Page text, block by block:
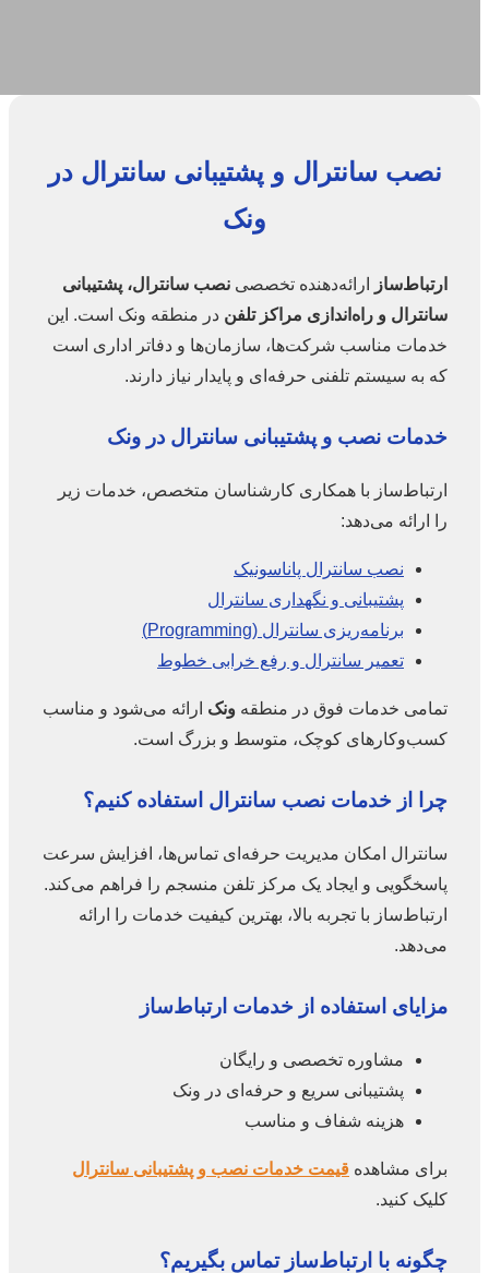
نصب سانترال و پشتیبانی سانترال در
ونک
ارتباط‌سازارائه‌دهنده تخصصینصب سانترال، پشتیبانی
سانترال و راه‌اندازی مراکز تلفندر منطقه ونک است. این
خدمات مناسب شرکت‌ها، سازمان‌ها و دفاتر اداری است
که به سیستم تلفنی حرفه‌ای و پایدار نیاز دارند.
خدمات نصب و پشتیبانی سانترال در ونک
ارتباط‌ساز با همکاری کارشناسان متخصص، خدمات زیر
را ارائه می‌دهد:
نصب سانترال پاناسونیک
پشتیبانی و نگهداری سانترال
برنامه‌ریزی سانترال (Programming)
تعمیر سانترال و رفع خرابی خطوط
تمامی خدمات فوق در منطقهونکارائه می‌شود و مناسب
کسب‌وکارهای کوچک، متوسط و بزرگ است.
چرا از خدمات نصب سانترال استفاده کنیم؟
سانترال امکان مدیریت حرفه‌ای تماس‌ها، افزایش سرعت
پاسخگویی و ایجاد یک مرکز تلفن منسجم را فراهم می‌کند.
ارتباط‌ساز با تجربه بالا، بهترین کیفیت خدمات را ارائه
می‌دهد.
مزایای استفاده از خدمات ارتباط‌ساز
مشاوره تخصصی و رایگان
پشتیبانی سریع و حرفه‌ای در ونک
هزینه شفاف و مناسب
برای مشاهدهقیمت خدمات نصب و پشتیبانی سانترال
کلیک کنید.
چگونه با ارتباط‌ساز تماس بگیریم؟